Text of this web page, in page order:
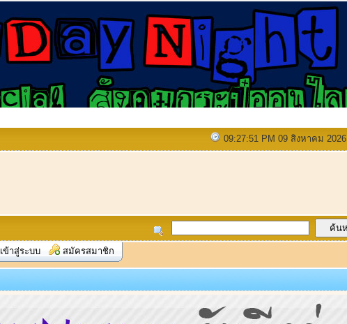
09:27:51 PM 09 สิงหาคม 2026
เข้าสู่ระบบ สมัครสมาชิก